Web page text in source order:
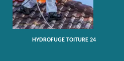
HYDROFUGE TOITURE 24